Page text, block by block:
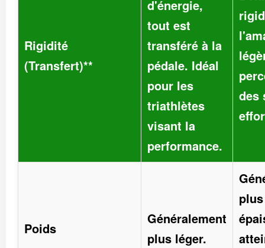
Rigidité
(Transfert)**
d'énergie,
tout est
transféré à la
pédale. Idéal
pour les
triathlètes
visant la
performance.
des
Poids
Généralement
plus léger.